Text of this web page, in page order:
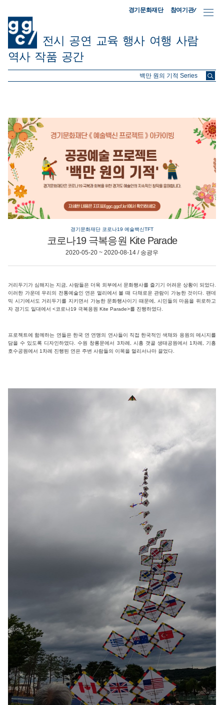
경기문화재단 참여기관/
전시 공연 교육 행사 여행 사람
역사 작품 공간
ggc/
경기문화재단 코로나19 예술백신TFT
코로나19 극복응원 Kite Parade
2020-05-20 ~ 2020-08-14 / 송광우
거리두기가 심해지는 지금, 사람들은 더욱 외부에서 문화행사를 즐기기 어려운 상황이 되었다.
이러한 가운데 우리의 전통예술인 연은 멀리에서 볼 때 다채로운 관람이 가능한 것이다. 팬데
믹 시기에서도 거리두기를 지키면서 가능한 문화행사이기 때문에, 시민들의 마음을 위로하고
자 경기도 일대에서 <코로나19 극복응원 Kite Parade>를 진행하였다.
프로젝트에 함께하는 연들은 한국 연 연맹의 연사들이 직접 한국적인 색채와 응원의 메시지를
담을 수 있도록 디자인하였다. 수원 창룡문에서 3차례, 시흥 갯골 생태공원에서 1차례, 기흥
호수공원에서 1차례 진행된 연은 주변 사람들의 이목을 멀리서나마 끌었다.